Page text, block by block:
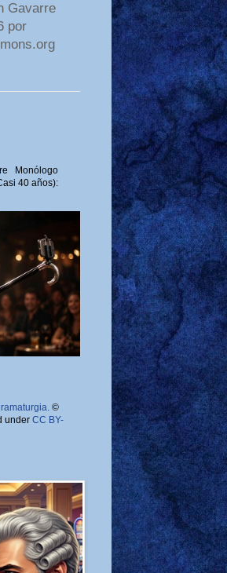
Gavarre
por
Monólogo
40 años):
©
under CC BY-